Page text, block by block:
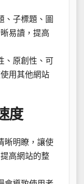
、子標題、圖
易讀，提高
、原創性、可
用其他網站
度
晰明瞭，讓使
高網站的整